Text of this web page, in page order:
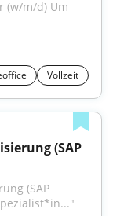
(w/m/d) Um
Vollzeit
(SAP
(SAP